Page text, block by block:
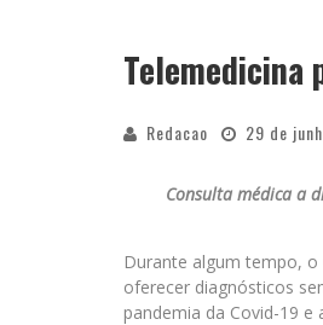
Redacao 29 de
Consulta médica a
Durante algum tempo,
oferecer diagnósticos
pandemia da Covid-19